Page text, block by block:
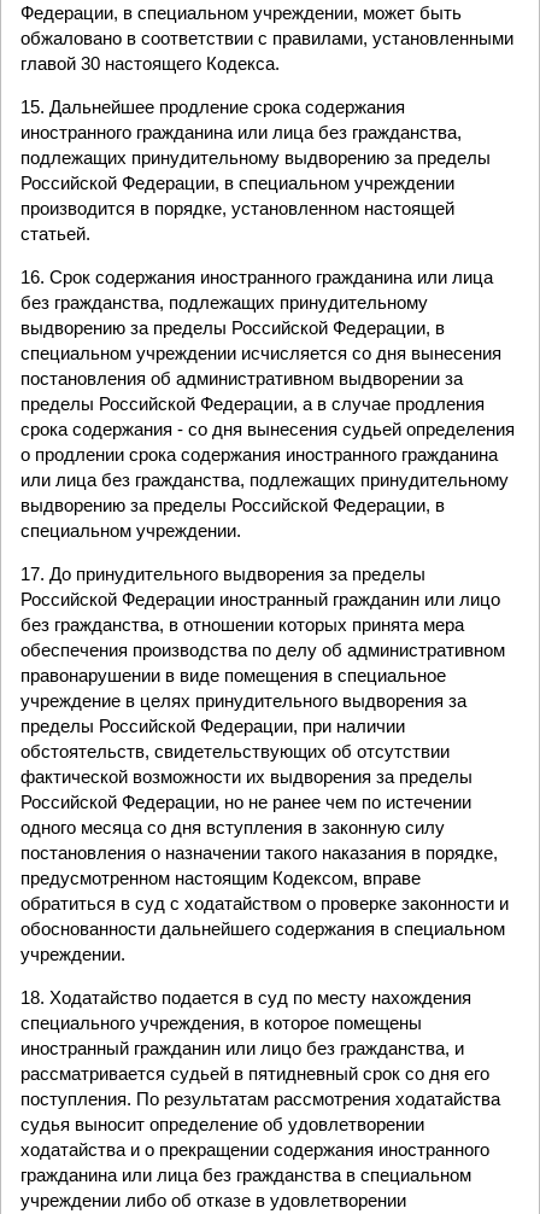
Федерации, в специальном учреждении, может быть
обжаловано в соответствии с правилами, установленными
главой 30 настоящего Кодекса.
15. Дальнейшее продление срока содержания
иностранного гражданина или лица без гражданства,
подлежащих принудительному выдворению за пределы
Российской Федерации, в специальном учреждении
производится в порядке, установленном настоящей
статьей.
16. Срок содержания иностранного гражданина или лица
без гражданства, подлежащих принудительному
выдворению за пределы Российской Федерации, в
специальном учреждении исчисляется со дня вынесения
постановления об административном выдворении за
пределы Российской Федерации, а в случае продления
срока содержания - со дня вынесения судьей определения
о продлении срока содержания иностранного гражданина
или лица без гражданства, подлежащих принудительному
выдворению за пределы Российской Федерации, в
специальном учреждении.
17. До принудительного выдворения за пределы
Российской Федерации иностранный гражданин или лицо
без гражданства, в отношении которых принята мера
обеспечения производства по делу об административном
правонарушении в виде помещения в специальное
учреждение в целях принудительного выдворения за
пределы Российской Федерации, при наличии
обстоятельств, свидетельствующих об отсутствии
фактической возможности их выдворения за пределы
Российской Федерации, но не ранее чем по истечении
одного месяца со дня вступления в законную силу
постановления о назначении такого наказания в порядке,
предусмотренном настоящим Кодексом, вправе
обратиться в суд с ходатайством о проверке законности и
обоснованности дальнейшего содержания в специальном
учреждении.
18. Ходатайство подается в суд по месту нахождения
специального учреждения, в которое помещены
иностранный гражданин или лицо без гражданства, и
рассматривается судьей в пятидневный срок со дня его
поступления. По результатам рассмотрения ходатайства
судья выносит определение об удовлетворении
ходатайства и о прекращении содержания иностранного
гражданина или лица без гражданства в специальном
учреждении либо об отказе в удовлетворении